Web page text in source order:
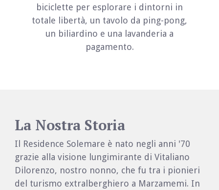
biciclette per esplorare i dintorni in
totale libertà, un tavolo da ping-pong,
un biliardino e una lavanderia a
pagamento.
La Nostra Storia
Il Residence Solemare è nato negli anni '70
grazie alla visione lungimirante di Vitaliano
Dilorenzo, nostro nonno, che fu tra i pionieri
del turismo extralberghiero a Marzamemi. In